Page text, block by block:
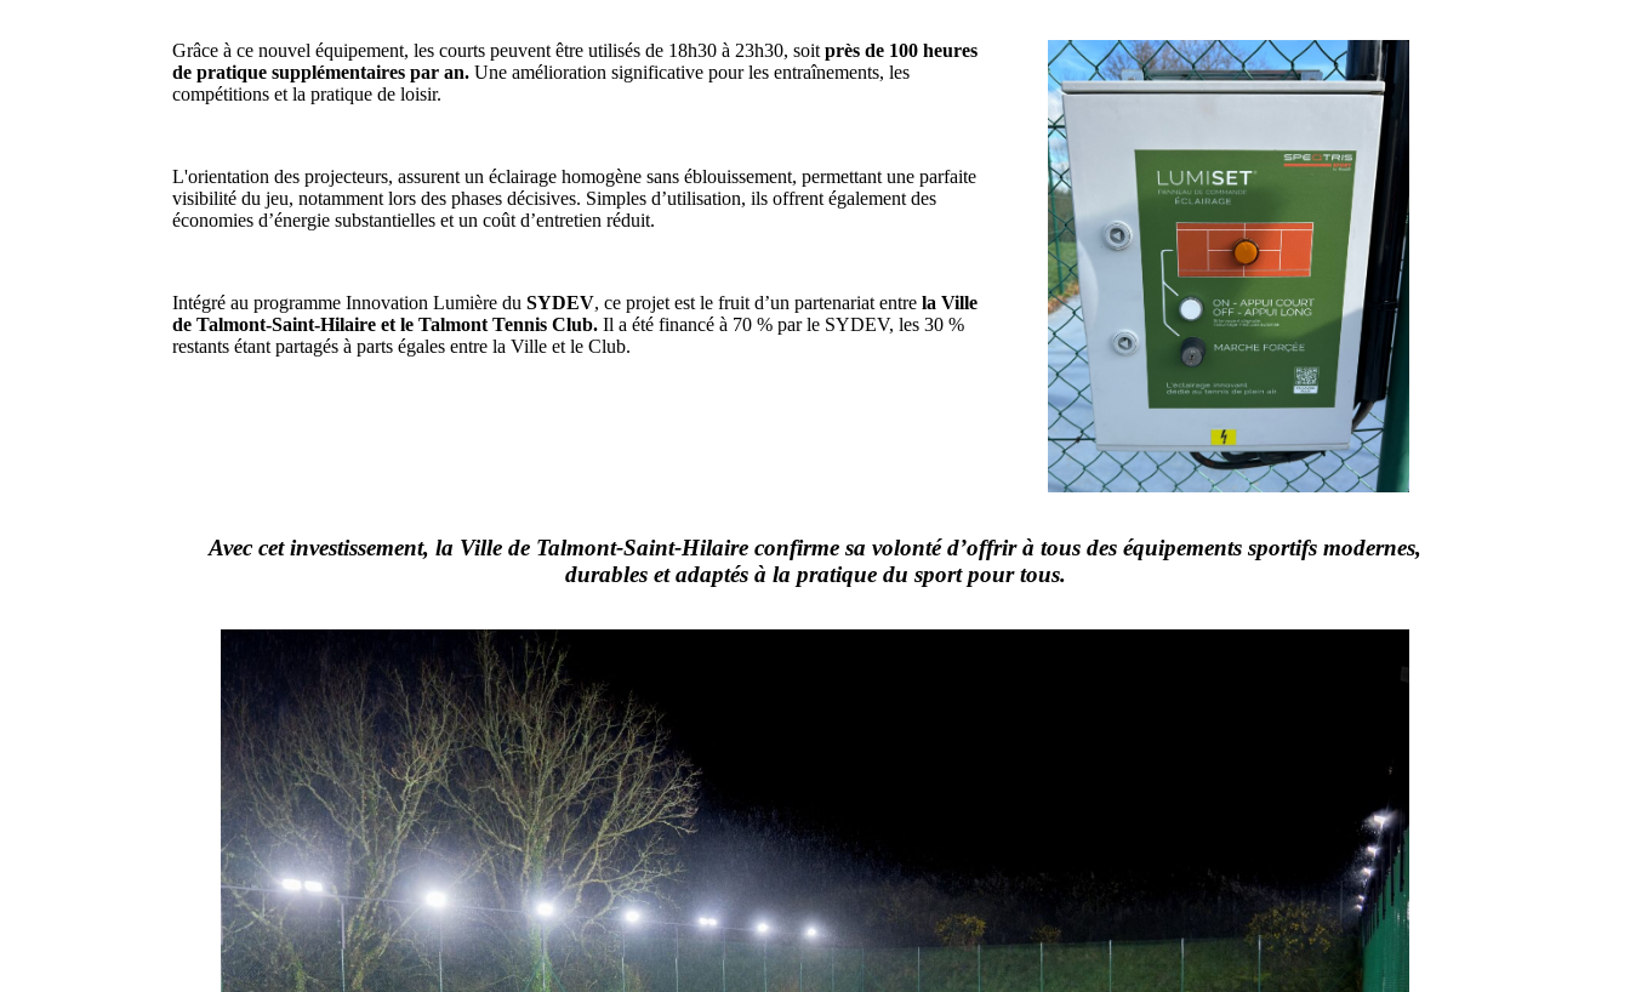
Grâce à ce nouvel équipement, les courts peuvent être utilisés de 18h30 à 23h30, soit près de 100 heures
de pratique supplémentaires par an. Une amélioration significative pour les entraînements, les
compétitions et la pratique de loisir.
L'orientation des projecteurs, assurent un éclairage homogène sans éblouissement, permettant une parfaite
visibilité du jeu, notamment lors des phases décisives. Simples d’utilisation, ils offrent également des
économies d’énergie substantielles et un coût d’entretien réduit.
Intégré au programme Innovation Lumière du SYDEV, ce projet est le fruit d’un partenariat entre la Ville
de Talmont-Saint-Hilaire et le Talmont Tennis Club. Il a été financé à 70 % par le SYDEV, les 30 %
restants étant partagés à parts égales entre la Ville et le Club.
Avec cet investissement, la Ville de Talmont-Saint-Hilaire confirme sa volonté d’offrir à tous des équipements sportifs modernes,
durables et adaptés à la pratique du sport pour tous.